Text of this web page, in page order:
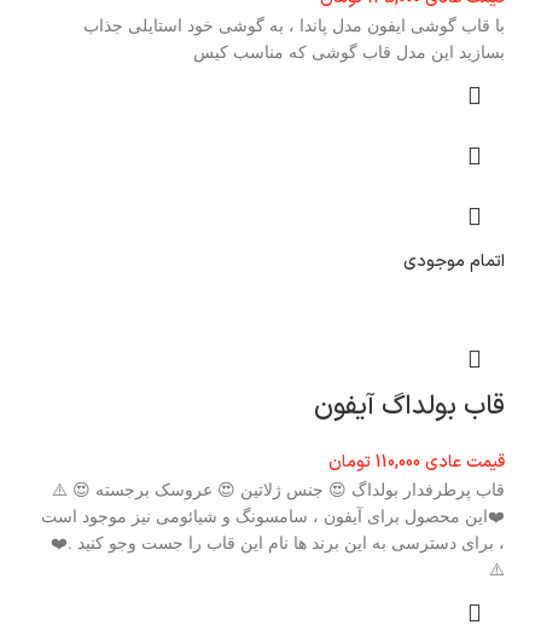
با قاب گوشی ایفون مدل پاندا ، به گوشی خود استایلی جذاب
بسازید این مدل قاب گوشی که مناسب کیس
اتمام موجودی
قاب بولداگ آیفون
قیمت عادی110,000تومان
قاب پرطرفدار بولداگ 😍 جنس ژلاتین 😍 عروسک برجسته 😍 ⚠️
❤️این محصول برای آیفون ، سامسونگ و شیائومی نیز موجود است
، برای دسترسی به این برند ها نام این قاب را جست وجو کنید .❤️
⚠️